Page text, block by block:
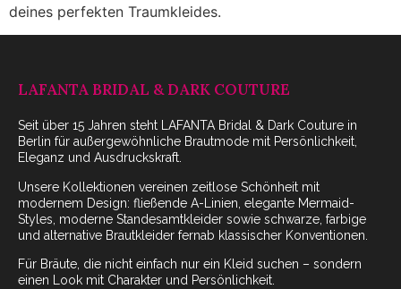
deines perfekten Traumkleides.
LAFANTA BRIDAL & DARK COUTURE
Seit über 15 Jahren steht LAFANTA Bridal & Dark Couture in
Berlin für außergewöhnliche Brautmode mit Persönlichkeit,
Eleganz und Ausdruckskraft.
Unsere Kollektionen vereinen zeitlose Schönheit mit
modernem Design: fließende A-Linien, elegante Mermaid-
Styles, moderne Standesamtkleider sowie schwarze, farbige
und alternative Brautkleider fernab klassischer Konventionen.
Für Bräute, die nicht einfach nur ein Kleid suchen – sondern
einen Look mit Charakter und Persönlichkeit.